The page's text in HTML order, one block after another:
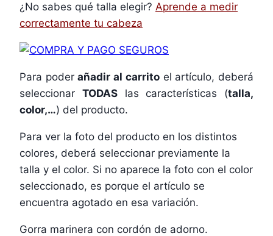
¿No sabes qué talla elegir? Aprende a medir
correctamente tu cabeza
Para poderañadir al carritoel artículo, deberá
seleccionar TODASlas características (talla,
color,…) del producto.
Para ver la foto del producto en los distintos
colores, deberá seleccionar previamente la
talla y el color. Si no aparece la foto con el color
seleccionado, es porque el artículo se
encuentra agotado en esa variación.
Gorra marinera con cordón de adorno.